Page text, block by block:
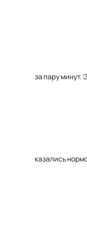
за пару минут.
казались